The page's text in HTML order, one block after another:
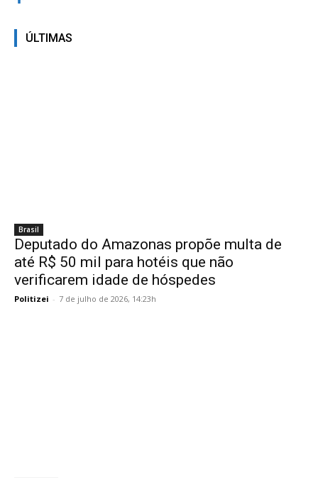
ÚLTIMAS
Brasil
Deputado do Amazonas propõe multa de
até R$ 50 mil para hotéis que não
verificarem idade de hóspedes
Politizei - 7 de julho de 2026, 14:23h